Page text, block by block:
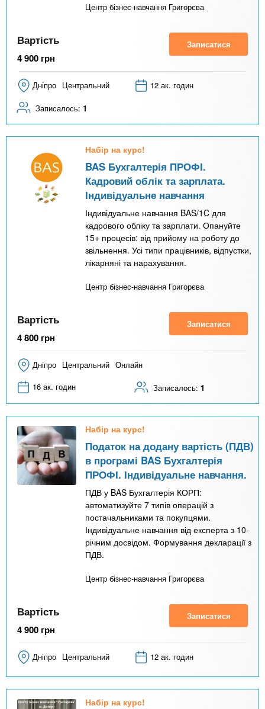
Центр бізнес-навчання Григорєва
Вартість
4 900 грн
Записатися
Дніпро Центральний 12 ак. годин
Записалось: 1
Набір на курс!
BAS Бухгалтерія ПРОФІ.
Кадровий облік та зарплата.
Індивідуальне навчання
Індивідуальне навчання BAS/1C для
кадрового обліку та зарплати. Опануйте
15+ процесів: від прийому на роботу до
звільнення. Усі типи працівників, відпустки,
лікарняні та нарахування.
Центр бізнес-навчання Григорєва
Вартість
4 800 грн
Записатися
Дніпро Центральний Онлайн
16 ак. годин
Записалось: 1
Набір на курс!
Податок на додану вартість (ПДВ)
в програмі BAS Бухгалтерія
ПРОФІ. Індивідуальне навчання.
ПДВ у BAS Бухгалтерія КОРП:
автоматизуйте 7 типів операцій з
постачальниками та покупцями.
Індивідуальне навчання від експерта з 10-
річним досвідом. Формування декларації з
ПДВ.
Центр бізнес-навчання Григорєва
Вартість
4 900 грн
Записатися
Дніпро Центральний 12 ак. годин
Набір на курс!